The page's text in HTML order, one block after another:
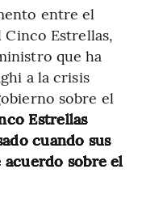
entre el
Estrellas,
que ha
a la crisis
sobre el
Estrellas
cuando sus
sobre el